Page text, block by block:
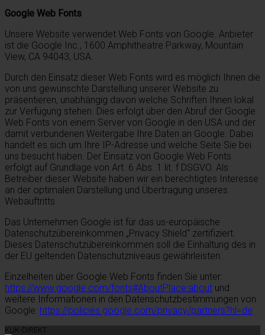
Google Web Fonts
Unsere Website verwendet Web Fonts von Google. Anbieter
ist die Google Inc., 1600 Amphitheatre Parkway, Mountain
View, CA 94043, USA.
Durch den Einsatz dieser Web Fonts wird es möglich Ihnen die
von uns gewünschte Darstellung unserer Website zu
präsentieren, unabhängig davon welche Schriften Ihnen lokal
zur Verfügung stehen. Dies erfolgt über den Abruf der Google
Web Fonts von einem Server von Google in den USA und der
damit verbundenen Weitergabe Ihre Daten an Google. Dabei
handelt es sich um Ihre IP-Adresse und welche Seite Sie bei
uns besucht haben. Der Einsatz von Google Web Fonts
erfolgt auf Grundlage von Art. 6 Abs. 1 lit. f DSGVO. Als
Betreiber dieser Website haben wir ein berechtigtes Interesse
an der optimalen Darstellung und Übertragung unseres
Webauftritts.
Das Unternehmen Google ist für das us-europäische
Datenschutzübereinkommen „Privacy Shield“ zertifiziert.
Dieses Datenschutzübereinkommen soll die Einhaltung des in
der EU geltenden Datenschutzniveaus gewährleisten.
Einzelheiten über Google Web Fonts finden Sie unter:
https://www.google.com/fonts#AboutPlace:about und
weitere Informationen in den Datenschutzbestimmungen von
Google: https://policies.google.com/privacy/partners?hl=de
KUK-DIREKT